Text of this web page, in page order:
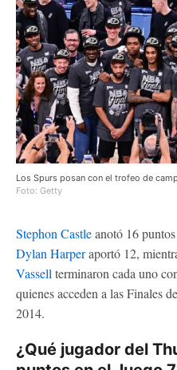
Los Spurs posan con el trofeo de
Foto: Getty
Stephon Castleanotó 16
Dylan Harperaportó 12,
Vassell terminaron cada uno
quienes acceden a las Finales
2014.
¿Qué jugador del